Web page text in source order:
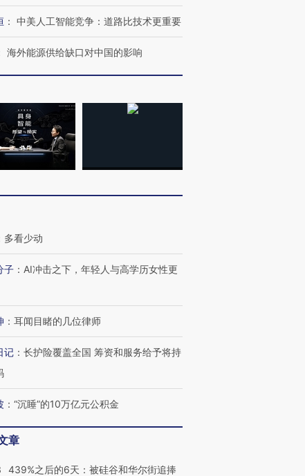
： 中美人工智能竞争：道路比技术更重要
海外能源供给缺口对中国的影响
多看少动
子 ： AI冲击之下，年轻人与高学历女性更
： 耳闻目睹的几位律师
记 ： 长护险覆盖全国 筹资和服务给予将持
： “沉睡”的10万亿元公积金
章
439%之后的6天：被硅谷和华尔街追捧